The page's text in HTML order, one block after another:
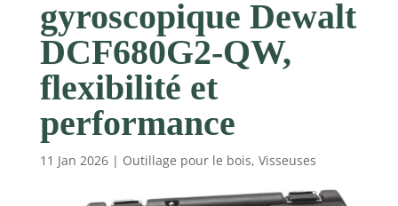
gyroscopique Dewalt
DCF680G2-QW,
flexibilité et
performance
11 Jan 2026| Outillage pour le bois, Visseuses